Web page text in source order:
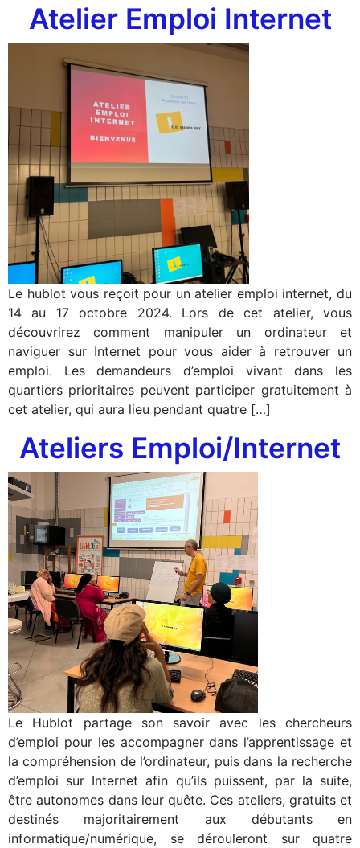
Atelier Emploi Internet
Le hublot vous reçoit pour un atelier emploi internet, du
14 au 17 octobre 2024. Lors de cet atelier, vous
découvrirez comment manipuler un ordinateur et
naviguer sur Internet pour vous aider à retrouver un
emploi. Les demandeurs d’emploi vivant dans les
quartiers prioritaires peuvent participer gratuitement à
cet atelier, qui aura lieu pendant quatre […]
Ateliers Emploi/Internet
Le Hublot partage son savoir avec les chercheurs
d’emploi pour les accompagner dans l’apprentissage et
la compréhension de l’ordinateur, puis dans la recherche
d’emploi sur Internet afin qu’ils puissent, par la suite,
être autonomes dans leur quête. Ces ateliers, gratuits et
destinés majoritairement aux débutants en
informatique/numérique, se dérouleront sur quatre